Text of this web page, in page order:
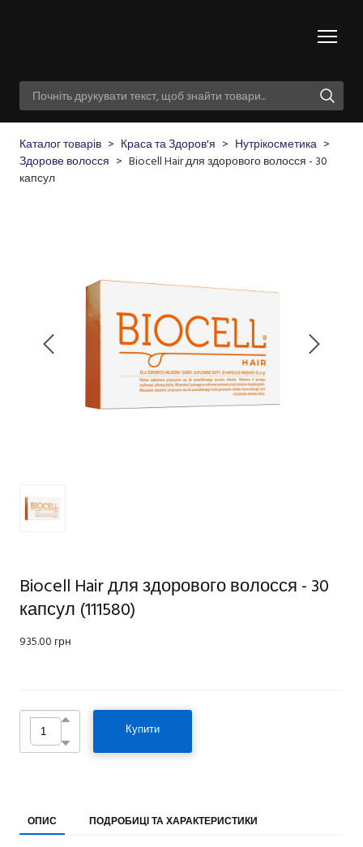
Каталог товарів Краса та Здоров'я
Нутрікосметика
Здорове волосся
Biocell Hair для здорового волосся - 30
капсул
Biocell Hair для здорового волосся - 30
капсул (111580)
935.00 грн
Купити
ОПИС ПОДРОБИЦІ ТА ХАРАКТЕРИСТИКИ